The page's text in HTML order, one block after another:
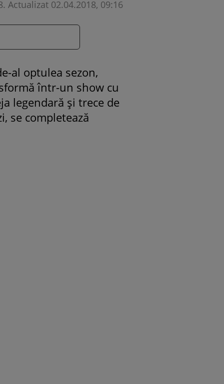
. Actualizat 02.04.2018, 09:16
al optulea sezon,
într-un show cu
legendară și trece de
se completează